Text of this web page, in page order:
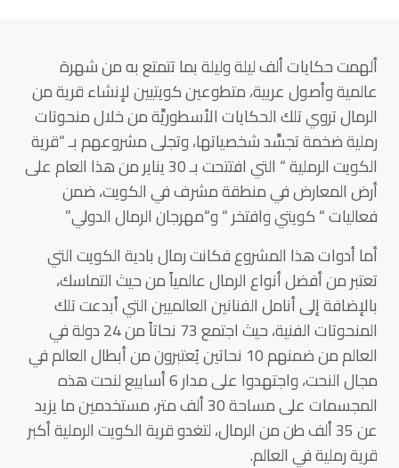
ألهمت حكايات ألف ليلة وليلة بما تتمتع به من شهرة
عالمية وأصول عربية، متطوعين كويتيين لإنشاء قرية من
الرمال تروي تلك الحكايات الأسطوريِّة من خلال منحوتات
رملية ضخمة تجسِّد شخصياتها، وتجلى مشروعهم بـ “قرية
الكويت الرملية “ التي افتتحت بـ 30 يناير من هذا العام على
أرض المعارض في منطقة مشرف في الكويت، ضمن
فعاليات “ كويتي وافتخر “ و“مهرجان الرمال الدولي”
أما أدوات هذا المشروع فكانت رمال بادية الكويت التي
تعتبر من أفضل أنواع الرمال عالمياً من حيث التماسك،
بالإضافة إلى أنامل الفنانين العالميين التي أبدعت تلك
المنحوتات الفنية، حيث اجتمع 73 نحاتاً من 24 دولة في
العالم من ضمنهم 10 نحاتين يُعتبرون من أبطال العالم في
مجال النحت، واجتهدوا على مدار 6 أسابيع لنحت هذه
المجسمات على مساحة 30 ألف متر، مستخدمين ما يزيد
عن 35 ألف طن من الرمال، لتغدو قرية الكويت الرملية أكبر
قرية رملية في العالم.